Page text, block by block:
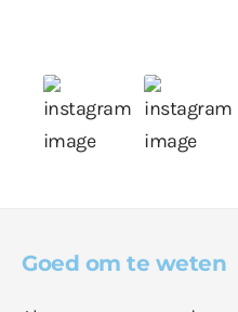
Goed om te weten